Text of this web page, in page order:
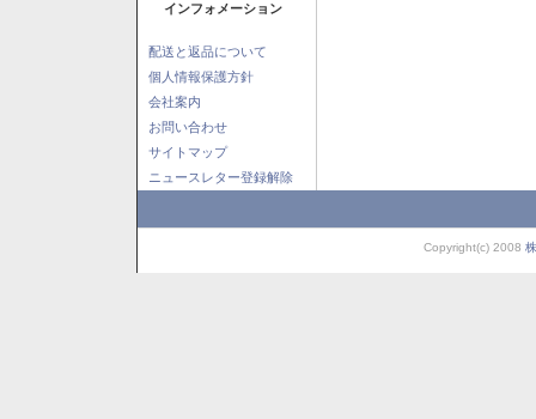
インフォメーション
配送と返品について
個人情報保護方針
会社案内
お問い合わせ
サイトマップ
ニュースレター登録解除
Copyright(c) 2008